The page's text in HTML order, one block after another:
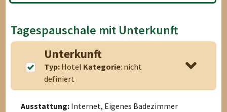
Tagespauschale mit Unterkunft
Unterkunft
Typ: Hotel Kategorie: nicht
definiert
Ausstattung: Internet, Eigenes Badezimmer